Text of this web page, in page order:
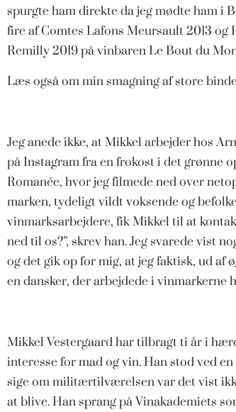
spurgte ham direkte da jeg mødte ham i
fire af Comtes Lafons Meursault 2013
Remilly 2019 på vinbaren Le Bout du
Læs også om min smagning af store
Jeg anede ikke, at Mikkel arbejder hos
på Instagram fra en frokost i det grønne
Romanée, hvor jeg filmede ned over
marken, tydeligt vildt voksende og
vinmarksarbejdere, fik Mikkel til at
ned til os?”, skrev han. Jeg svarede vist
og det gik op for mig, at jeg faktisk, ud af
en dansker, der arbejdede i vinmarkerne
Mikkel Vestergaard har tilbragt ti år i
interesse for mad og vin. Han stod ved
sige om militærtilværelsen var det vist
at blive. Han sprang på Vinakademiets